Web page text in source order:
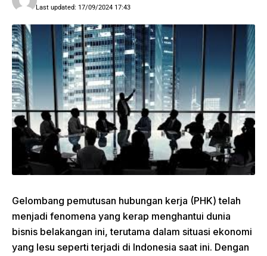
Last updated: 17/09/2024 17:43
Gelombang pemutusan hubungan kerja (PHK) telah
menjadi fenomena yang kerap menghantui dunia
bisnis belakangan ini, terutama dalam situasi ekonomi
yang lesu seperti terjadi di Indonesia saat ini. Dengan